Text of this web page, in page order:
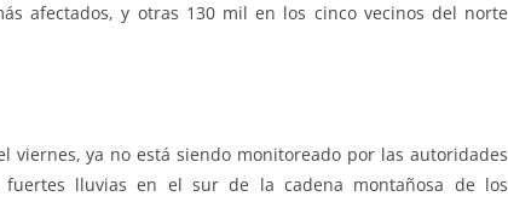
afectados, y otras 130 mil en los cinco vecinos del norte
viernes, ya no está siendo monitoreado por las autoridades
fuertes lluvias en el sur de la cadena montañosa de los